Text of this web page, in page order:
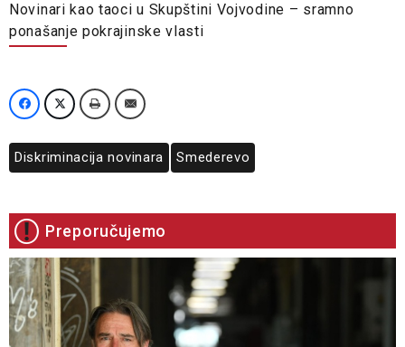
Novinari kao taoci u Skupštini Vojvodine – sramno
ponašanje pokrajinske vlasti
Diskriminacija novinara Smederevo
Preporučujemo